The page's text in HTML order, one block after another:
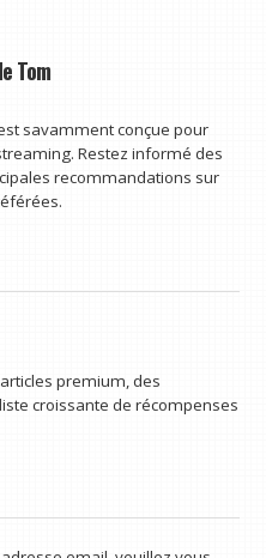
Tom
savamment conçue pour
Restez informé des
recommandations sur
premium, des
croissante de récompenses